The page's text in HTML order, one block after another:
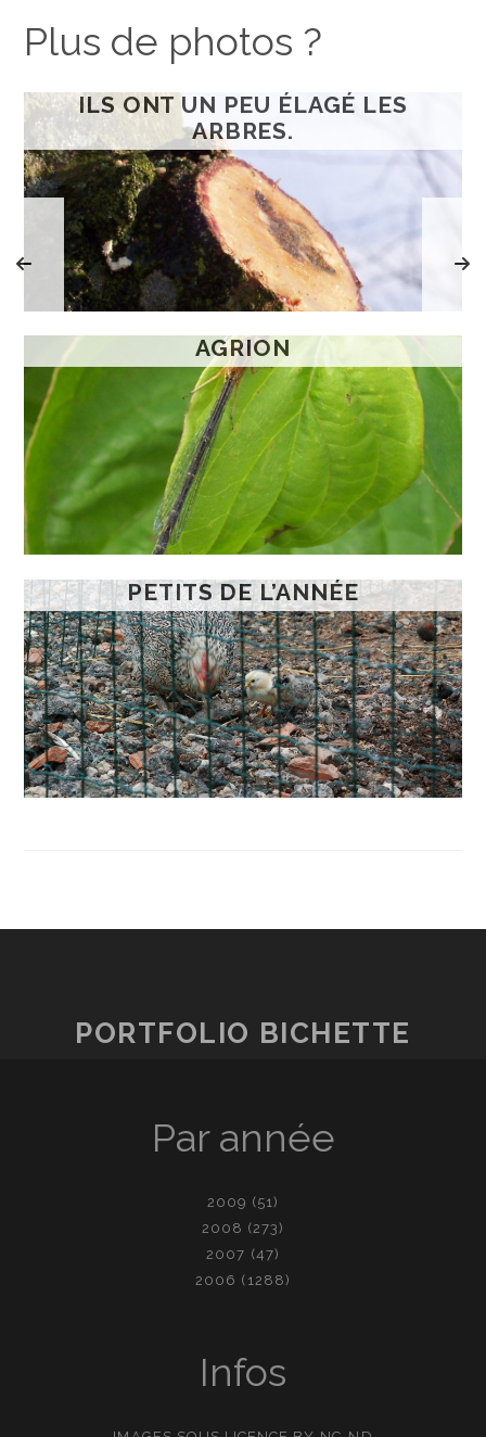
Plus de photos ?
ILS ONT UN PEU ÉLAGÉ LES
ARBRES.
AGRION
PETITS DE L’ANNÉE
PORTFOLIO BICHETTE
Par année
2009 (51)
2008 (273)
2007 (47)
2006 (1288)
Infos